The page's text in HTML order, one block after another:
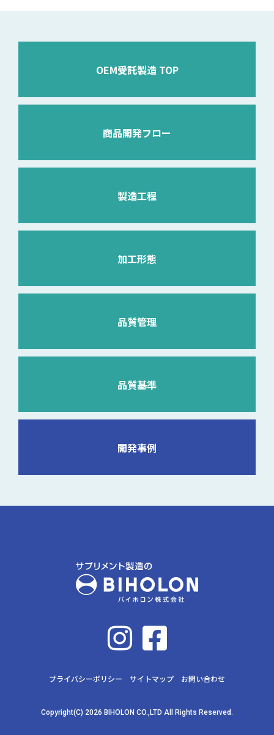
OEM受託製造 TOP
商品開発フロー
製造工程
加工形態
品質管理
品質基準
開発事例
プライバシーポリシー サイトマップ お問い合わせ
Copyright(C) 2026 BIHOLON CO.,LTD All Rights Reserved.